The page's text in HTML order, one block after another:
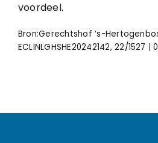
voordeel.
Bron:Gerechtshof ‘s-
ECLINLGHSHE20242142, 22/1527